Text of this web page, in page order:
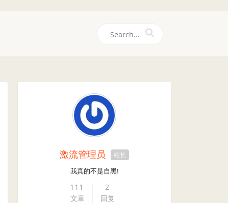
激流管理员 站长
我真的不是自黑!
111
文章
2
回复